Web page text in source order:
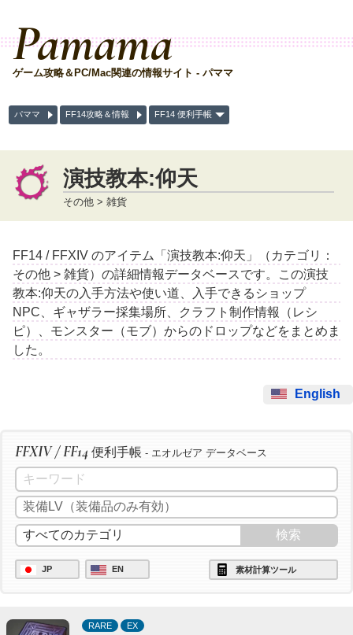
Pamama
ゲーム攻略＆PC/Mac関連の情報サイト - パママ
パママ FF14攻略＆情報 FF14 便利手帳
演技教本:仰天
その他 > 雑貨
FF14 / FFXIV のアイテム「演技教本:仰天」（カテゴリ：
その他 > 雑貨）の詳細情報データベースです。この演技
教本:仰天の入手方法や使い道、入手できるショップ
NPC、ギャザラー採集場所、クラフト制作情報（レシ
ピ）、モンスター（モブ）からのドロップなどをまとめま
した。
English
FFXIV / FF14 便利手帳 - エオルゼア データベース
JP EN 素材計算ツール
RARE EX